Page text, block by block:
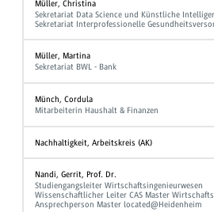
Müller, Christina
Sekretariat Data Science und Künstliche
Sekretariat Interprofessionelle
Müller, Martina
Sekretariat BWL - Bank
Münch, Cordula
Mitarbeiterin Haushalt & Finanzen
Nachhaltigkeit, Arbeitskreis (AK)
Nandi, Gerrit, Prof. Dr.
Studiengangsleiter Wirtschaftsingenieurwesen
Wissenschaftlicher Leiter CAS Master
Ansprechperson Master located@Heidenheim